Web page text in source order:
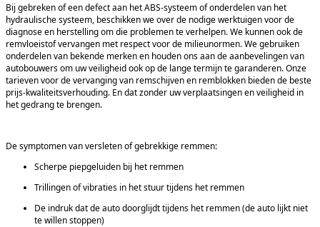
Bij gebreken of een defect aan het ABS-systeem of onderdelen van het
hydraulische systeem, beschikken we over de nodige werktuigen voor de
diagnose en herstelling om die problemen te verhelpen. We kunnen ook de
remvloeistof vervangen met respect voor de milieunormen. We gebruiken
onderdelen van bekende merken en houden ons aan de aanbevelingen van
autobouwers om uw veiligheid ook op de lange termijn te garanderen. Onze
tarieven voor de vervanging van remschijven en remblokken bieden de beste
prijs-kwaliteitsverhouding. En dat zonder uw verplaatsingen en veiligheid in
het gedrang te brengen.
De symptomen van versleten of gebrekkige remmen:
Scherpe piepgeluiden bij het remmen
Trillingen of vibraties in het stuur tijdens het remmen
De indruk dat de auto doorglijdt tijdens het remmen (de auto lijkt niet
te willen stoppen)